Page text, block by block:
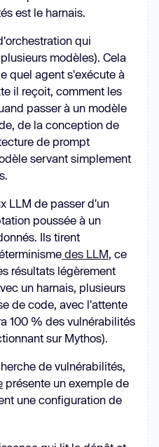
est le harnais.
qui
modèles). Cela
quel agent s'exécute à
il reçoit, comment les
passer à un modèle
de la conception de
de prompt
servant simplement
LLM de passer d'un
poussée à un
Ils tirent
des LLM, ce
résultats légèrement
un harnais, plusieurs
de code, avec l'attente
100 % des vulnérabilités
sur Mythos).
de vulnérabilités,
présente un exemple de
une configuration de